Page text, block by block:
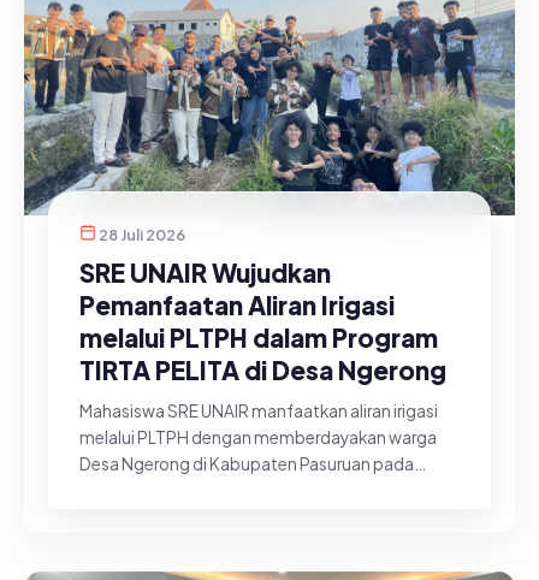
28 Juli 2026
SRE UNAIR Wujudkan
Pemanfaatan Aliran Irigasi
melalui PLTPH dalam Program
TIRTA PELITA di Desa Ngerong
Mahasiswa SRE UNAIR manfaatkan aliran irigasi
melalui PLTPH dengan memberdayakan warga
Desa Ngerong di Kabupaten Pasuruan pada